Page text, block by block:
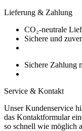
Lieferung & Zahlung
CO₂-neutrale
Sichere und
Sichere Zahlung
Service & Kontakt
Unser Kundenservice
das Kontaktformular
so schnell wie möglich